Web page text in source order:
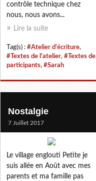
contrôle technique chez
nous, nous avons...
Lire la suite
Tag(s) : #Atelier d'écriture,
#Textes de l'atelier, #Textes de
participants, #Sarah
Nostalgie
7 Juillet 2017
Le village englouti Petite je
suis allée en Août avec mes
parents et ma famille pas